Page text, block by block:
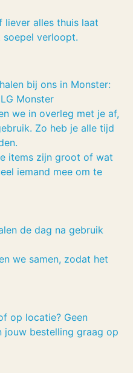
liever alles thuis laat
verloopt.
bij ons in Monster:
Monster
we in overleg met je af,
Zo heb je alle tijd
items zijn groot of wat
iemand mee om te
de dag na gebruik
we samen, zodat het
op locatie? Geen
jouw bestelling graag op